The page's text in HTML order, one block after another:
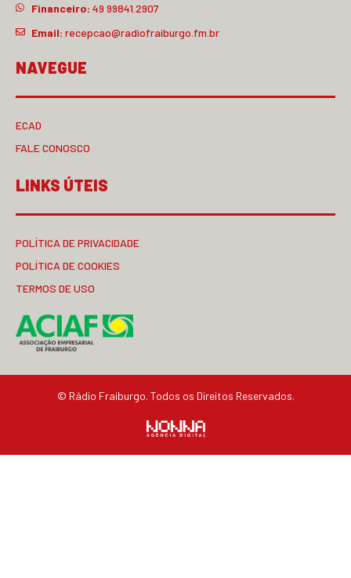
Financeiro: 49 99841.2907
Email: recepcao@radiofraiburgo.fm.br
NAVEGUE
ECAD
FALE CONOSCO
LINKS ÚTEIS
POLÍTICA DE PRIVACIDADE
POLÍTICA DE COOKIES
TERMOS DE USO
© Rádio Fraiburgo. Todos os Direitos Reservados.